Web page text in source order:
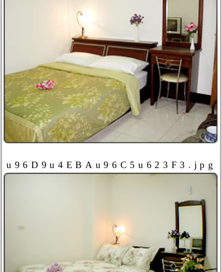
u96D9u4EBAu96C5u623F3.jpg